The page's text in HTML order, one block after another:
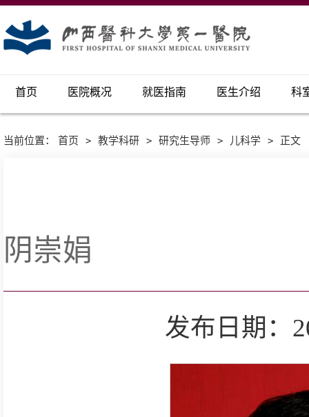
首页 医院概况 就医指南 医生介绍 科
当前位置： 首页 > 教学科研 > 研究生导师 > 儿科学 > 正文
阴崇娟
发布日期：